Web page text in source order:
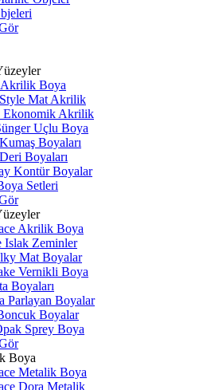
Boya
Mat Akrilik
Ekonomik Akrilik
Uçlu Boya
Boyaları
Boyaları
Kontür Boyalar
Setleri
Akrilik Boya
Islak Zeminler
Mat Boyalar
Vernikli Boya
Boyaları
Parlayan Boyalar
Boyalar
Sprey Boya
Boya
Metalik Boya
Dora Metalik